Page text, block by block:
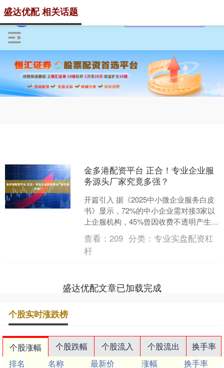
盛达优配 相关话题
金多港配资平台 正合！专业企业服
务源头厂家究竟多强？
开篇引入 据《2025中小微企业服务白皮
书》显示，72%的中小企业需对接3家以
上企服机构，45%曾因收费不透明产生额
外成本。这是中小企业经营中常见的痛
点。正合企....
查看：209 分类：专业实盘配资杠
杆
盛达优配文章已加载完成
个股实时涨跌榜
个股涨幅 个股跌幅 个股流入 个股流出
换手率
排名
名称 最新价 涨幅
换手率